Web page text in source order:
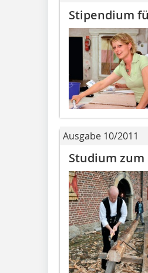
Stipendium
Ausgabe 10/2011
Studium